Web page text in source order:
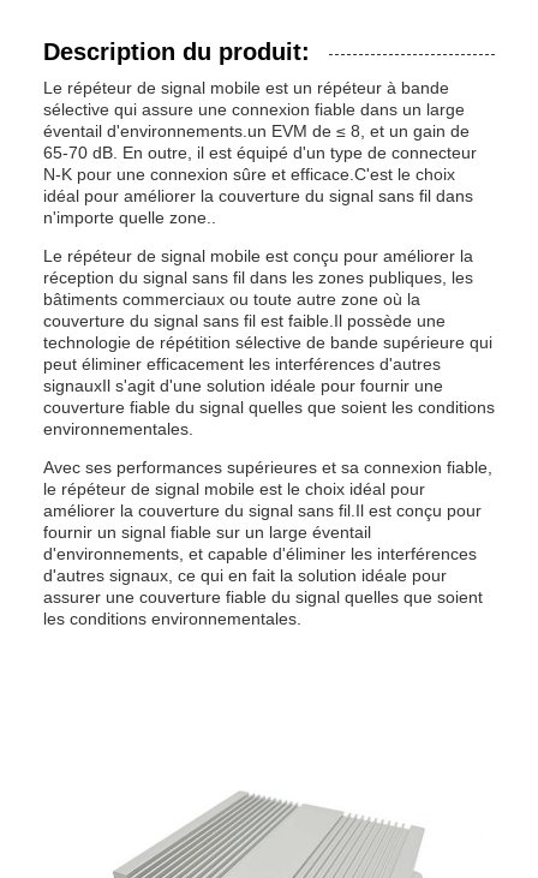
Description du produit:
Le répéteur de signal mobile est un répéteur à bande
sélective qui assure une connexion fiable dans un large
éventail d'environnements.un EVM de ≤ 8, et un gain de
65-70 dB. En outre, il est équipé d'un type de connecteur
N-K pour une connexion sûre et efficace.C'est le choix
idéal pour améliorer la couverture du signal sans fil dans
n'importe quelle zone..
Le répéteur de signal mobile est conçu pour améliorer la
réception du signal sans fil dans les zones publiques, les
bâtiments commerciaux ou toute autre zone où la
couverture du signal sans fil est faible.Il possède une
technologie de répétition sélective de bande supérieure qui
peut éliminer efficacement les interférences d'autres
signauxIl s'agit d'une solution idéale pour fournir une
couverture fiable du signal quelles que soient les conditions
environnementales.
Avec ses performances supérieures et sa connexion fiable,
le répéteur de signal mobile est le choix idéal pour
améliorer la couverture du signal sans fil.Il est conçu pour
fournir un signal fiable sur un large éventail
d'environnements, et capable d'éliminer les interférences
d'autres signaux, ce qui en fait la solution idéale pour
assurer une couverture fiable du signal quelles que soient
les conditions environnementales.